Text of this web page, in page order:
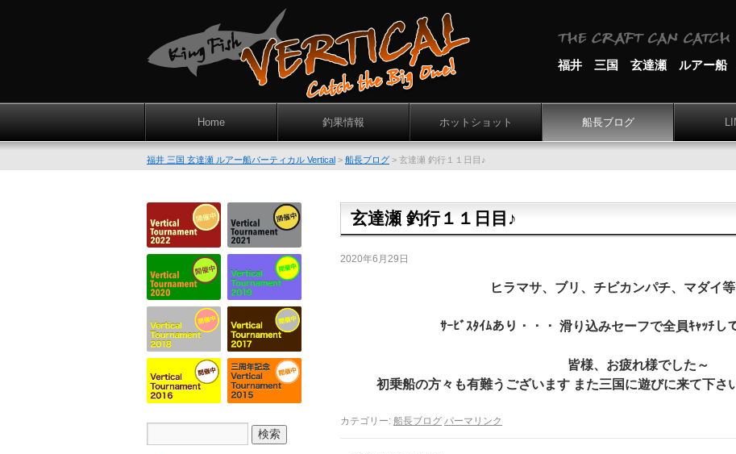
福井 三国 玄達瀬 ルアー船
Home 釣果情報 ホットショット 船長ブログ
福井 三国 玄達瀬 ルアー船バーティカル Vertical > 船長ブログ > 玄達瀬 釣行１１日目♪
玄達瀬 釣行１１日目♪
2020年6月29日
ヒラマサ、ブリ、チビカンパチ、マダイ等
ｻｰﾋﾞｽﾀｲﾑあり・・・ 滑り込みセーフで全員ｷｬｯﾁし
皆様、お疲れ様でした～
初乗船の方々も有難うございます また三国に遊びに来て下
カテゴリー: 船長ブログ パーマリンク